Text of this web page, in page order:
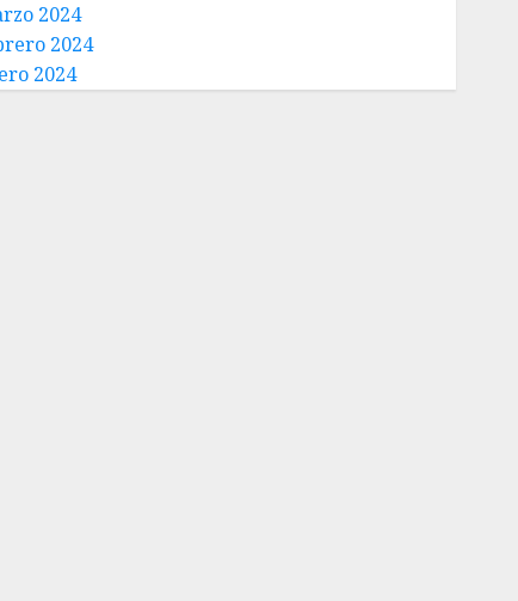
2024
2024
2024